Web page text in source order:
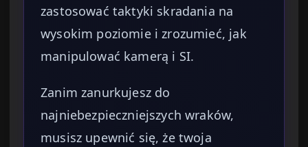
zastosować taktyki skradania na
wysokim poziomie i zrozumieć, jak
manipulować kamerą i SI.
Zanim zanurkujesz do
najniebezpieczniejszych wraków,
musisz upewnić się, że twoja